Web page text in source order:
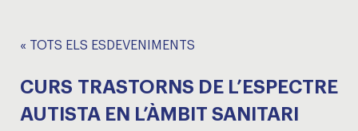
« TOTS ELS ESDEVENIMENTS
CURS TRASTORNS DE L’ESPECTRE
AUTISTA EN L’ÀMBIT SANITARI